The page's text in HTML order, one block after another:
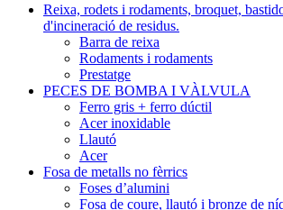
Reixa, rodets i rodaments, broquet,
d'incineració de residus.
Barra de reixa
Rodaments i rodaments
Prestatge
PECES DE BOMBA I VÀLVULA
Ferro gris + ferro dúctil
Acer inoxidable
Llautó
Acer
Fosa de metalls no fèrrics
Foses d’alumini
Fosa de coure, llautó i bronze de